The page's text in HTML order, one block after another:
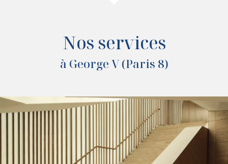
Nos services
à George V (Paris 8)